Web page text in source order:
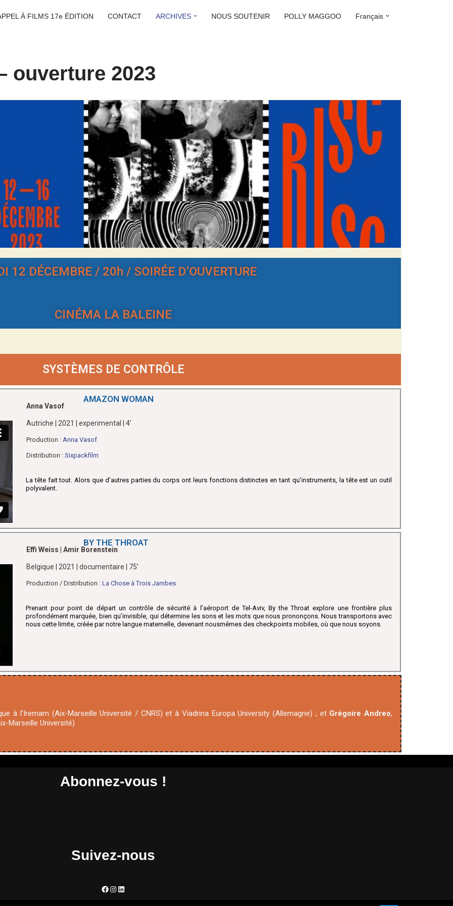
À FILMS 17e ÉDITION CONTACT ARCHIVES NOUS SOUTENIR POLLY MAGGOO Français
ouverture 2023
12 DÉCEMBRE / 20h / SOIRÉE D’OUVERTURE
CINÉMA LA BALEINE
SYSTÈMES DE CONTRÔLE
AMAZON WOMAN
Anna Vasof
Autriche | 2021 | experimental | 4’
Production : Anna Vasof
Distribution : Sixpackfilm
La tête fait tout. Alors que d’autres parties du corps ont leurs fonctions distinctes en tant qu’instruments, la tête est un outil
polyvalent.
BY THE THROAT
Effi Weiss | Amir Borenstein
Belgique | 2021 | documentaire | 75’
Production / Distribution : La Chose à Trois Jambes
Prenant pour point de départ un contrôle de sécurité à l’aéroport de Tel-Aviv, By the Throat explore une frontière plus
profondément marquée, bien qu’invisible, qui détermine les sons et les mots que nous prononçons. Nous transportons avec
nous cette limite, créée par notre langue maternelle, devenant nousmêmes des checkpoints mobiles, où que nous soyons.
à l’Iremam (Aix-Marseille Université / CNRS) et à Viadrina Europa University (Allemagne) ; et Grégoire Andreo,
Marseille Université)
Abonnez-vous !
Suivez-nous